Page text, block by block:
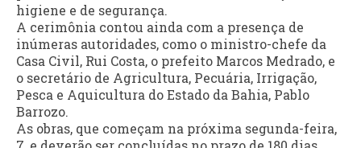
higiene e de segurança.
A cerimônia contou ainda com a presença de
inúmeras autoridades, como o ministro-chefe da
Casa Civil, Rui Costa, o prefeito Marcos Medrado, e
o secretário de Agricultura, Pecuária, Irrigação,
Pesca e Aquicultura do Estado da Bahia, Pablo
Barrozo.
As obras, que começam na próxima segunda-feira,